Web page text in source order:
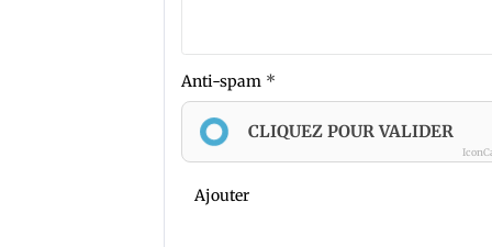
Anti-spam
CLIQUEZ POUR VALIDER
Ajouter